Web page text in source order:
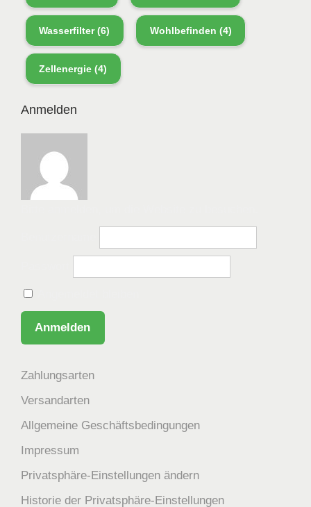
Wasserfilter(6) Wohlbefinden (4)
Zellenergie (4)
Anmelden
Zahlungsarten
Versandarten
Allgemeine Geschäftsbedingungen
Impressum
Privatsphäre-Einstellungen ändern
Historie der Privatsphäre-Einstellungen